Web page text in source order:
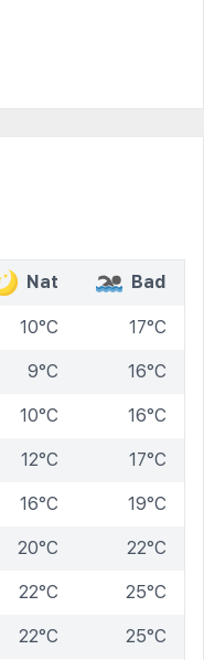
Nat Bad
10°C 17°C
9°C 16°C
10°C 16°C
12°C 17°C
16°C 19°C
20°C 22°C
22°C 25°C
22°C 25°C